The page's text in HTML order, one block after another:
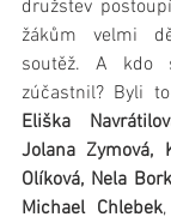
družstev
žákům velmi
soutěž. A kdo
zúčastnil? Byli to
Eliška
Jolana Zymová,
Olíková, Nela
Michael Chlebek